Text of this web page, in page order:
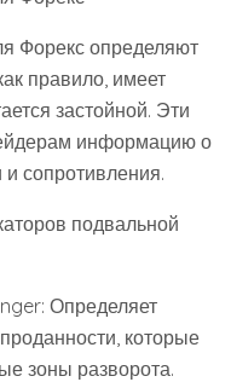
Форекс определяют
правило, имеет
застойной. Эти
информацию о
сопротивления.
подвальной
Определяет
которые
зоны разворота.